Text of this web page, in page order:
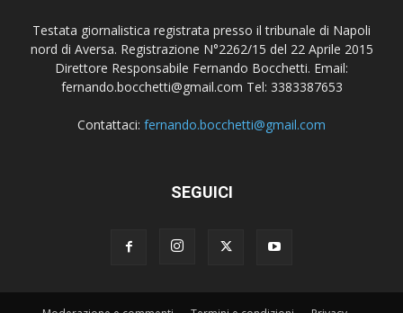
Testata giornalistica registrata presso il tribunale di Napoli
nord di Aversa. Registrazione N°2262/15 del 22 Aprile 2015
Direttore Responsabile Fernando Bocchetti. Email:
fernando.bocchetti@gmail.com Tel: 3383387653
Contattaci: fernando.bocchetti@gmail.com
SEGUICI